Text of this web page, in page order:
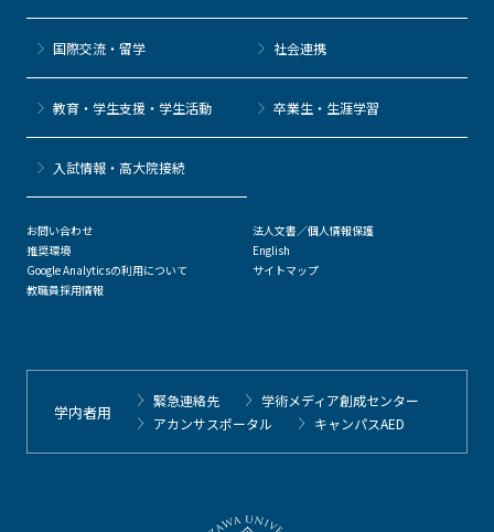
国際交流・留学 社会連携
教育・学生支援・学生活動 卒業生・生涯学習
⼊試情報・高大院接続
お問い合わせ
推奨環境
Google Analyticsの利用について
教職員採用情報
法人文書／個人情報保護
English
サイトマップ
学内者用
緊急連絡先
学術メディア創成センター
アカンサスポータル
キャンパスAED